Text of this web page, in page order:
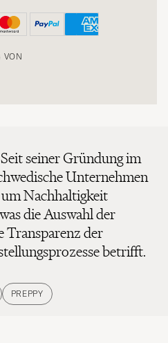
VON
seiner Gründung im
Unternehmen
Nachhaltigkeit
die Auswahl der
Transparenz der
betrifft.
PREPPY